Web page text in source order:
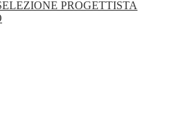
PROGETTISTA